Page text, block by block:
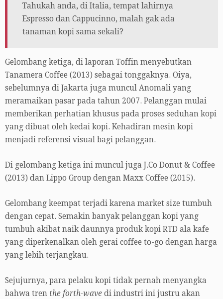
Tahukah anda, di Italia, tempat lahirnya
Espresso dan Cappucinno, malah gak ada
tanaman kopi sama sekali?
Gelombang ketiga, di laporan Toffin menyebutkan
Tanamera Coffee (2013) sebagai tonggaknya. Oiya,
sebelumnya di Jakarta juga muncul Anomali yang
meramaikan pasar pada tahun 2007. Pelanggan mulai
memberikan perhatian khusus pada proses seduhan kopi
yang dibuat oleh kedai kopi. Kehadiran mesin kopi
menjadi referensi visual bagi pelanggan.
Di gelombang ketiga ini muncul juga J.Co Donut & Coffee
(2013) dan Lippo Group dengan Maxx Coffee (2015).
Gelombang keempat terjadi karena market size tumbuh
dengan cepat. Semakin banyak pelanggan kopi yang
tumbuh akibat naik daunnya produk kopi RTD ala kafe
yang diperkenalkan oleh gerai coffee to-go dengan harga
yang lebih terjangkau.
Sejujurnya, para pelaku kopi tidak pernah menyangka
bahwa tren the forth-wave di industri ini justru akan